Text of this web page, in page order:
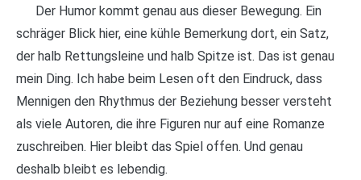
Der Humor kommt genau aus dieser Bewegung. Ein
schräger Blick hier, eine kühle Bemerkung dort, ein Satz,
der halb Rettungsleine und halb Spitze ist. Das ist genau
mein Ding. Ich habe beim Lesen oft den Eindruck, dass
Mennigen den Rhythmus der Beziehung besser versteht
als viele Autoren, die ihre Figuren nur auf eine Romanze
zuschreiben. Hier bleibt das Spiel offen. Und genau
deshalb bleibt es lebendig.